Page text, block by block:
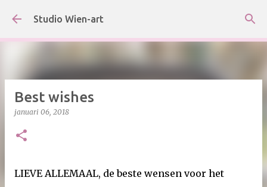
Doorgaan naar hoofdcontent
Studio Wien-art
Best wishes
januari 06, 2018
LIEVE ALLEMAAL, de beste wensen voor het